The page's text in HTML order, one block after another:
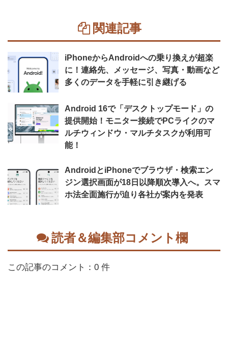
関連記事
iPhoneからAndroidへの乗り換えが超楽
に！連絡先、メッセージ、写真・動画など
多くのデータを手軽に引き継げる
Android 16で「デスクトップモード」の
提供開始！モニター接続でPCライクのマ
ルチウィンドウ・マルチタスクが利用可
能！
AndroidとiPhoneでブラウザ・検索エン
ジン選択画面が18日以降順次導入へ。スマ
ホ法全面施行が迫り各社が案内を発表
読者＆編集部コメント欄
この記事のコメント：0 件